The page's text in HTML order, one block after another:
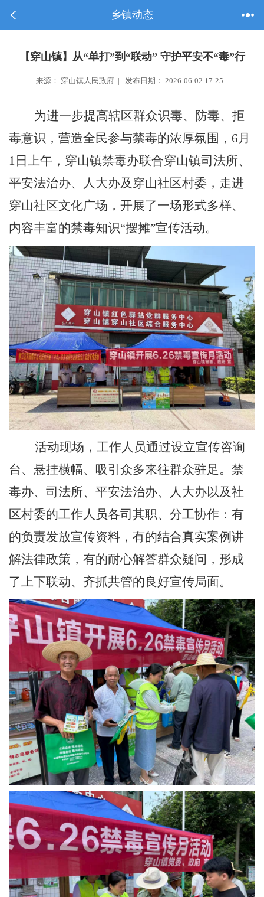
乡镇动态
【穿山镇】从“单打”到“联动” 守护平安不“毒”行
来源： 穿山镇人民政府 | 发布日期： 2026-06-02 17:25
为进一步提高辖区群众识毒、防毒、拒
毒意识，营造全民参与禁毒的浓厚氛围， 6月
1 日 上午，穿山镇禁毒办联合穿山镇司法所、
平安法治办、人大办及穿山社区村委，走进
穿山社区文化广场，开展了一场形式多样、
内容丰富的禁毒知识“摆摊”宣传活动。
活动现场，工作人员通过设立宣传咨询
台、悬挂横幅、吸引众多来往群众驻足。禁
毒办、司法所、平安法治办、人大办以及社
区村委的工作人员各司其职、分工协作：有
的负责发放宣传资料，有的结合真实案例讲
解法律政策，有的耐心解答群众疑问，形成
了上下联动、齐抓共管的良好宣传局面。